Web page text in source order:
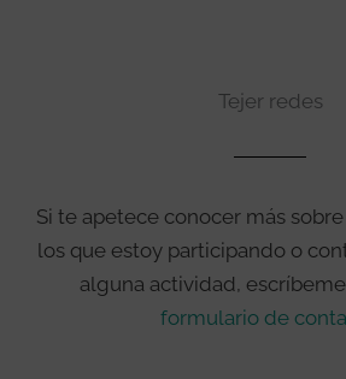
Tejer redes
Si te apetece conocer más
los que estoy participando o
alguna actividad,
formulario de